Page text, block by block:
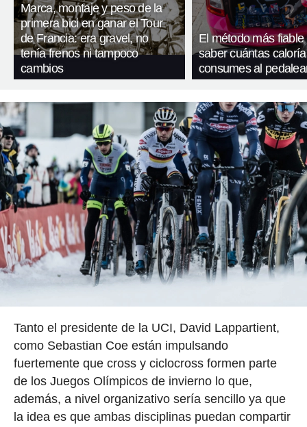
Marca, montaje y peso de la
primera bici en ganar el Tour
de Francia: era gravel, no
tenía frenos ni tampoco
cambios
El método más fiable
saber cuántas
consumes al
Tanto el presidente de la UCI, David Lappartient,
como Sebastian Coe están impulsando
fuertemente que cross y ciclocross formen parte
de los Juegos Olímpicos de invierno lo que,
además, a nivel organizativo sería sencillo ya que
la idea es que ambas disciplinas puedan compartir